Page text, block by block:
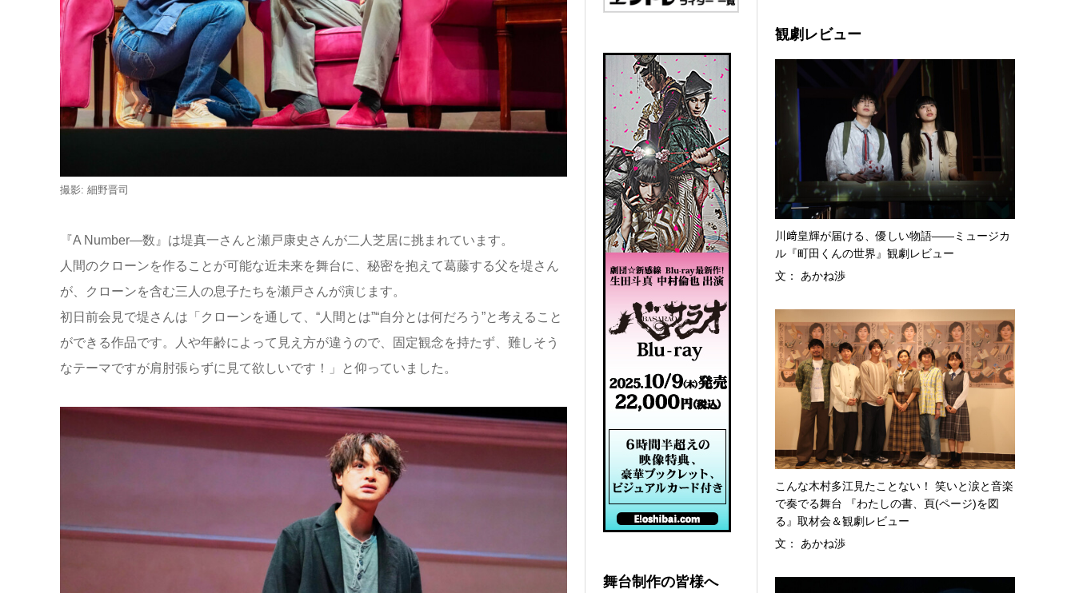
撮影: 細野晋司
『A Number―数』は堤真一さんと瀬戸康史さんが二人芝居に挑まれています。
人間のクローンを作ることが可能な近未来を舞台に、秘密を抱えて葛藤する父を堤さん
が、クローンを含む三人の息子たちを瀬戸さんが演じます。
初日前会見で堤さんは「クローンを通して、“人間とは”“自分とは何だろう”と考えること
ができる作品です。人や年齢によって見え方が違うので、固定観念を持たず、難しそう
なテーマですが肩肘張らずに見て欲しいです！」と仰っていました。
観劇レビュー
川﨑皇輝が届ける、優しい物語――ミュージカ
ル『町田くんの世界』観劇レビュー
文： あかね渉
こんな木村多江見たことない！ 笑いと涙と音楽
で奏でる舞台 『わたしの書、頁(ページ)を図
る』取材会＆観劇レビュー
文： あかね渉
舞台制作の皆様へ